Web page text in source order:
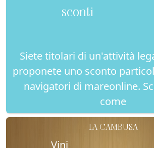
sconti
Siete titolari di un'attività
proponete uno sconto
navigatori di mareonline.
come
LA CAMBUSA
Vini